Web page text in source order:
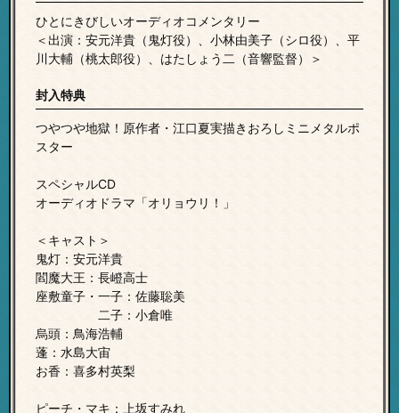
ひとにきびしいオーディオコメンタリー
＜出演：安元洋貴（鬼灯役）、小林由美子（シロ役）、平
川大輔（桃太郎役）、はたしょう二（音響監督）＞
封入特典
つやつや地獄！原作者・江口夏実描きおろしミニメタルポ
スター
スペシャルCD
オーディオドラマ「オリョウリ！」
＜キャスト＞
鬼灯：安元洋貴
閻魔大王：長嶝高士
座敷童子・一子：佐藤聡美
二子：小倉唯
烏頭：鳥海浩輔
蓬：水島大宙
お香：喜多村英梨
ピーチ・マキ：上坂すみれ